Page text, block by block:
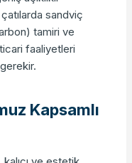
sandviç
tamiri ve
faaliyetleri
Kapsamlı